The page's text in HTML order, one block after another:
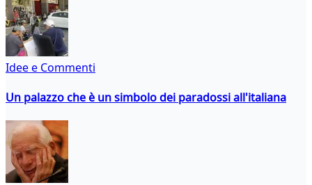
Idee e Commenti
Un palazzo che è un simbolo dei paradossi all'italiana